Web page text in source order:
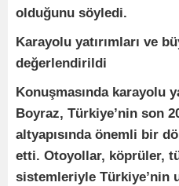
olduğunu söyledi.
Karayolu yatırımları ve
değerlendirildi
Konuşmasında karayolu
Boyraz, Türkiye’nin son
altyapısında önemli bir
etti. Otoyollar, köprüler,
sistemleriyle Türkiye’nin